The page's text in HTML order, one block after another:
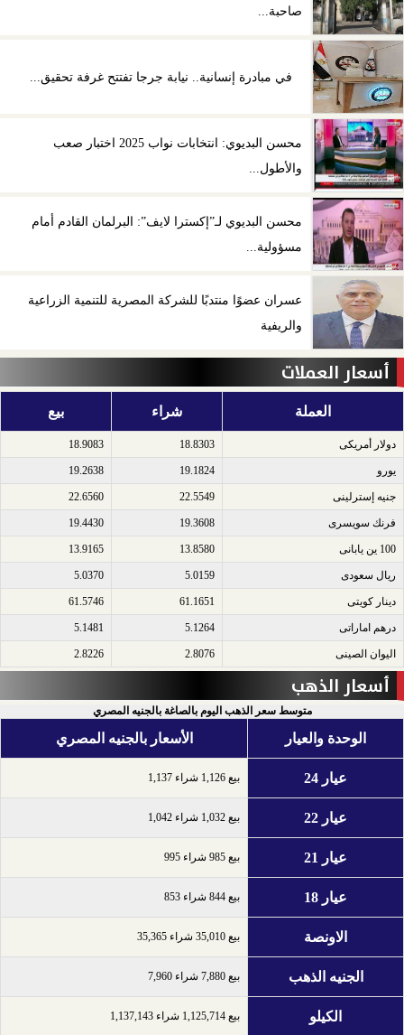
صاحبة...
في مبادرة إنسانية.. نيابة جرجا تفتتح غرفة تحقيق...
محسن البديوي: انتخابات نواب 2025 اختبار صعب
والأطول...
محسن البديوي لـ”إكسترا لايف”: البرلمان القادم أمام
مسؤولية...
عسران عضوًا منتدبًا للشركة المصرية للتنمية الزراعية
والريفية
أسعار العملات
العملة شراء بيع
دولار أمريكى​ 18.8303
18.9083
يورو​ 19.1824
19.2638
جنيه إسترلينى​ 22.5549
22.6560
فرنك سويسرى​ 19.3608
19.4430
100 ين يابانى​ 13.8580
13.9165
ريال سعودى​ 5.0159
5.0370
دينار كويتى​ 61.1651
61.5746
درهم اماراتى​ 5.1264
5.1481
اليوان الصينى​ 2.8076
2.8226
أسعار الذهب
متوسط سعر الذهب اليوم بالصاغة بالجنيه المصري
الوحدة والعيار الأسعار بالجنيه المصري
عيار 24 بيع 1,126 شراء 1,137
عيار 22 بيع 1,032 شراء 1,042
عيار 21 بيع 985 شراء 995
عيار 18 بيع 844 شراء 853
الاونصة بيع 35,010 شراء 35,365
الجنيه الذهب بيع 7,880 شراء 7,960
الكيلو بيع 1,125,714 شراء 1,137,143